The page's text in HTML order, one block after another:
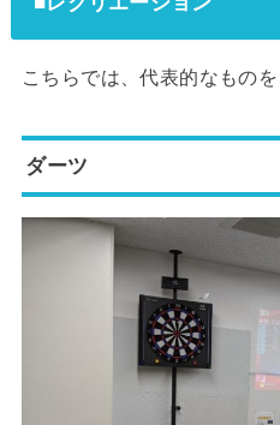
こちらでは、代表的なものを
ダーツ